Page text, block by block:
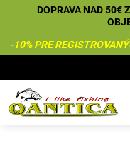
DOPRAVA NAD 50€
-10% PRE